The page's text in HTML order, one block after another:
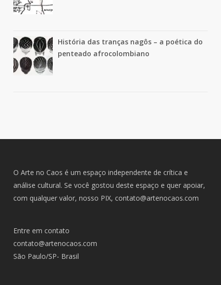
História das tranças nagôs – a poética do
penteado afrocolombiano
O Arte no Caos é um espaço independente de crítica e
análise cultural. Se você gostou deste espaço e quer apoiar,
com qualquer valor, nosso PIX, contato@artenocaos.com
Entre em contato
contato@artenocaos.com
São Paulo/SP- Brasil